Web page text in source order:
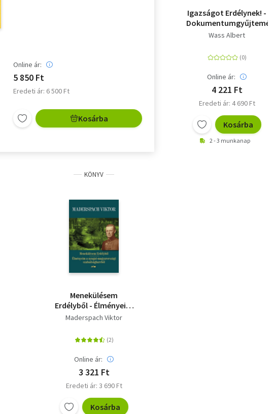
Online ár:
5 850 Ft
Eredeti ár: 6 500 Ft
Kosárba
Igazságot Erdélynek! -
Dokumentumgyűjtemény
Wass Albert
Online ár:
4 221 Ft
Eredeti ár: 4 690 Ft
Kosárba
2 - 3 munkanap
KÖNYV
Menekülésem
Erdélyből - Élményeim
a nyugat-
szabadságharcból
Maderspach Viktor
Online ár:
3 321 Ft
Eredeti ár: 3 690 Ft
Kosárba